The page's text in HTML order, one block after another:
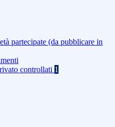
partecipate (da pubblicare in
controllati 1